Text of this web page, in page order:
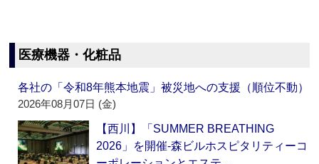
医療機器・化粧品
各社の「令和8年熊本地震」被災地への支援（順位不動）
2026年08月07日 (金)
【西川】「SUMMER BREATHING
2026」を開催‐森ビルホスピタリティーコ